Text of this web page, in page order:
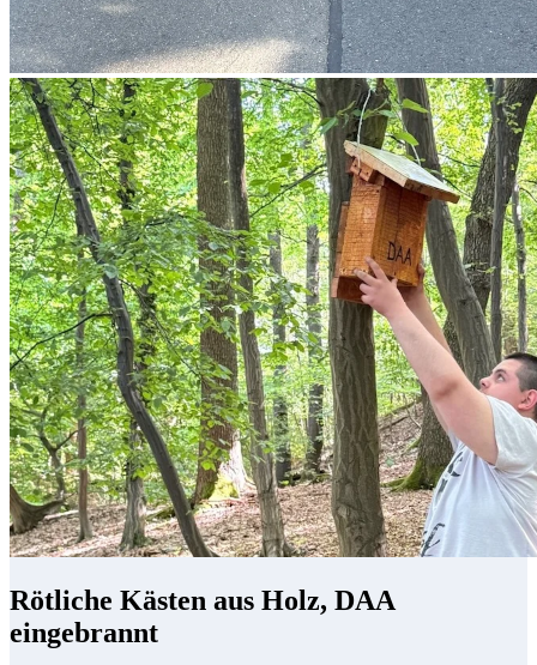
Rötliche Kästen aus Holz, DAA
eingebrannt